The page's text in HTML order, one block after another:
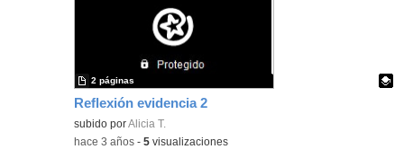
Reflexión evidencia 2
Contenido educativo.
subido porAlicia T.
2 páginas
-hace 3 años -5 visualizaciones